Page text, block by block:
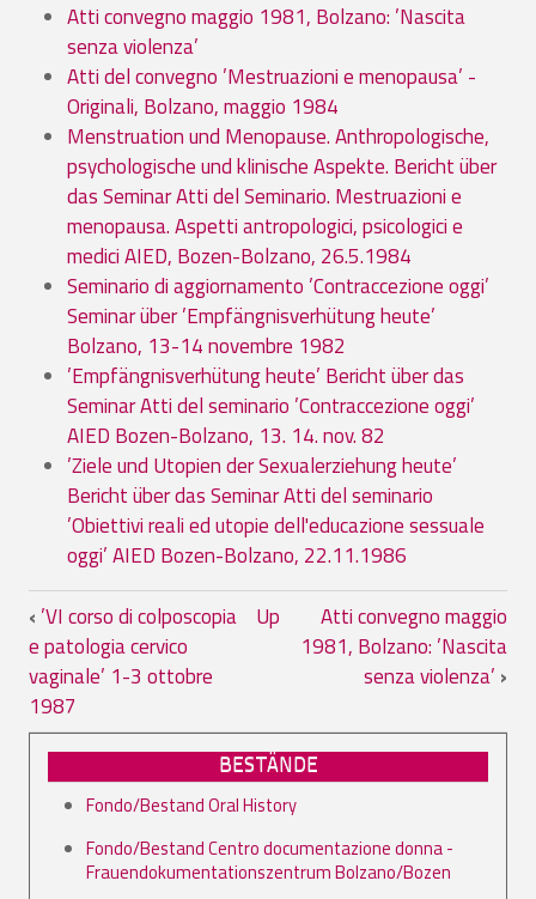
Atti convegno maggio 1981, Bolzano: ’Nascita
senza violenza’
Atti del convegno ’Mestruazioni e menopausa’ -
Originali, Bolzano, maggio 1984
Menstruation und Menopause. Anthropologische,
psychologische und klinische Aspekte. Bericht über
das Seminar Atti del Seminario. Mestruazioni e
menopausa. Aspetti antropologici, psicologici e
medici AIED, Bozen-Bolzano, 26.5.1984
Seminario di aggiornamento ’Contraccezione oggi’
Seminar über ’Empfängnisverhütung heute’
Bolzano, 13-14 novembre 1982
’Empfängnisverhütung heute’ Bericht über das
Seminar Atti del seminario ’Contraccezione oggi’
AIED Bozen-Bolzano, 13. 14. nov. 82
’Ziele und Utopien der Sexualerziehung heute’
Bericht über das Seminar Atti del seminario
’Obiettivi reali ed utopie dell'educazione sessuale
oggi’ AIED Bozen-Bolzano, 22.11.1986
Book traversal links for 04.02.
‹ ’VI corso di colposcopia
e patologia cervico
vaginale’ 1-3 ottobre
1987
Up
Atti convegno maggio
1981, Bolzano: ’Nascita
senza violenza’ ›
BESTÄNDE
Fondo/Bestand Oral History
Fondo/Bestand Centro documentazione donna -
Frauendokumentationszentrum Bolzano/Bozen